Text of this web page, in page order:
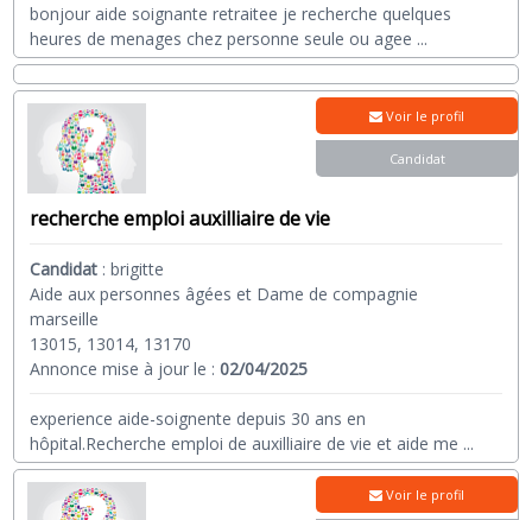
bonjour aide soignante retraitee je recherche quelques
heures de menages chez personne seule ou agee ...
recherche emploi auxilliaire de vie
Candidat :brigitte
Aide aux personnes âgées et Dame de compagnie
marseille
13015, 13014, 13170
Annonce mise à jour le :02/04/2025
experience aide-soignente depuis 30 ans en
hôpital.Recherche emploi de auxilliaire de vie et aide me ...
Voir le profil
Candidat
Voir le profil